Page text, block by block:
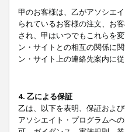
甲のお客様は、乙がアソシエ
られているお客様の注文、お
され、甲はいつでもこれらを
ン・サイトとの相互の関係に
ン・サイト上の連絡先案内に
4. 乙による保証
乙は、以下を表明、保証およ
アソシエイト・プログラムへ